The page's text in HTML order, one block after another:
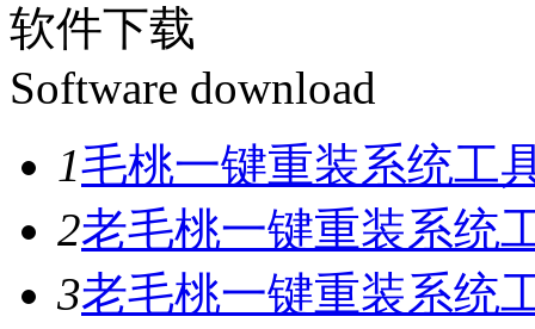
软件下载
Software download
1毛桃一键重装系统工
2老毛桃一键重装系统
3老毛桃一键重装系统